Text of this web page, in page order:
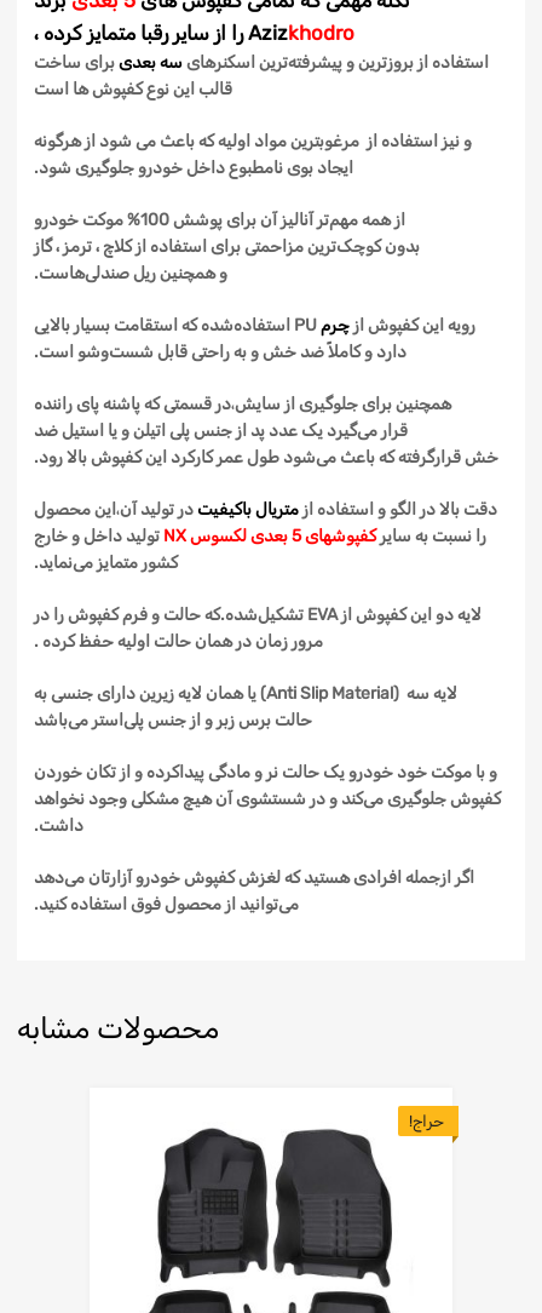
Azizkhodro را از سایر رقبا متمایز کرده ،
استفاده از بروزترینو پیشرفته‌تریناسکنرهایسهبعدیبرای ساخت
قالب این نوعکفپوشها است
و نیز استفاده از مرغوبترین مواد اولیه که باعث می شود از هرگونه
ایجاد بوی نامطبوع داخل خودرو جلوگیری شود.
از همهمهم‌تر آنالیز آن برای پوشش100
%موکت خودرو
بدونکوچک‌ترینمزاحمتی برای استفاده از کلاچ ، ترمز ، گاز
و همچنینریلصندلی‌هاست.
رویهاینکفپوشاز چرم استفاده‌شده که استقامت بسیار بالایی
دارد و کاملاًضد خش و به‌ راحتیقابل شست‌وشو است.
همچنین برای جلوگیری از سایش،در قسمتی که پاشنه پای راننده
قرار می‌گیرد یک عدد پد از جنسپلیاتیلنو یا استیلضد
خشقرارگرفتهکه باعث می‌شود طول عمر کارکرد اینکفپوشبالا رود.
دقت بالا در الگو و استفاده از متریالباکیفیت در تولید آن،این محصول
را نسبت به سایر کفپوشهای 5 بعدی لکسوس NX
تولید داخل و خارج
کشور متمایز می‌نماید.
لایهدو اینکفپوشاز EVA تشکیل‌شده.کهحالت و فرمکفپوشرا در
مرور زمان در همان حالت اولیه حفظ کرده .
لایه سه (Anti Slip Material) یا همان لایه زیرین دارای جنسیبه
حالت برس زبر و از جنسپلی‌استر می‌باشد
و با موکت خود خودرو یک حالت نر و مادگیپیداکرده و از تکان خوردن
کفپوشجلوگیریمی‌کند و در شستشوی آن هیچ مشکلی وجود نخواهد
داشت.
اگر ازجملهافرادی هستید که لغزشکفپوشخودرو آزارتان می‌دهد
می‌توانید از محصول فوق استفاده کنید.
محصولات مشابه
حراج!